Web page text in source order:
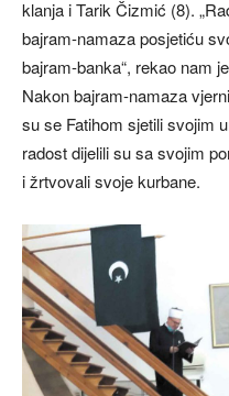
klanja i Tarik Čizmić (8).
bajram-namaza posjetiću
bajram-banka“, rekao nam
Nakon bajram-namaza
su se Fatihom sjetili svojim
radost dijelili su sa svojim
i žrtvovali svoje kurbane.